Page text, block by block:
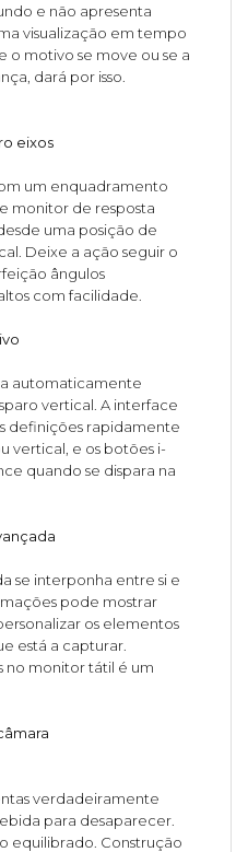
e não apresenta
visualização em tempo
o motivo se move ou se a
dará por isso.
eixos
um enquadramento
monitor de resposta
uma posição de
Deixe a ação seguir o
ângulos
com facilidade.
automaticamente
vertical. A interface
definições rapidamente
vertical, e os botões i-
quando se dispara na
se interponha entre si e
pode mostrar
os elementos
está a capturar.
no monitor tátil é um
verdadeiramente
para desaparecer.
equilibrado. Construção